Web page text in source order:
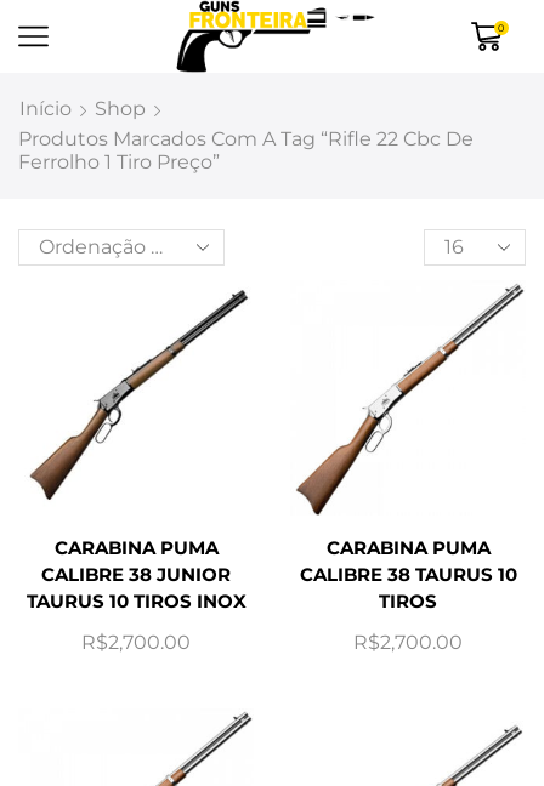
0
Início
Shop
Produtos Marcados Com A Tag “rifle 22 Cbc De
Ferrolho 1 Tiro Preço”
CARABINA PUMA
CALIBRE 38 JUNIOR
TAURUS 10 TIROS INOX
R$2,700.00
CARABINA PUMA
CALIBRE 38 TAURUS 10
TIROS
R$2,700.00